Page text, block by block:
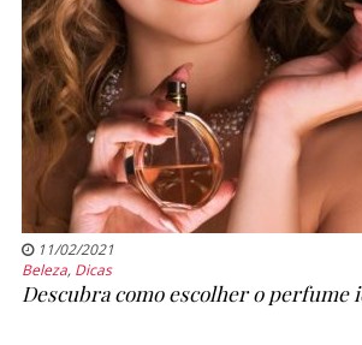
11/02/2021
Beleza, Dicas
Descubra como escolher o perfume